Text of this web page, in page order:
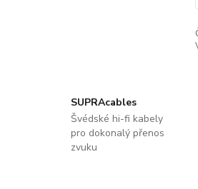
SUPRAcables
Švédské hi-fi kabely
pro dokonalý přenos
zvuku